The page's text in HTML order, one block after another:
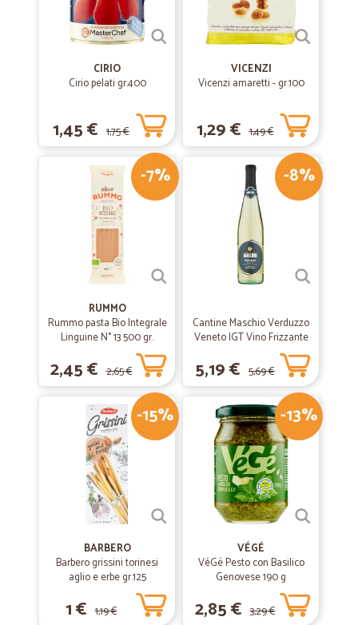
CIRIO
Cirio pelati gr.400
1,45 € 1,75 €
VICENZI
Vicenzi amaretti - gr.100
1,29 € 1,49 €
-7%
RUMMO
Rummo pasta Bio Integrale
Linguine N° 13 500 gr.
2,45 € 2,65 €
-8%
Cantine Maschio Verduzzo
Veneto IGT Vino Frizzante
5,19 € 5,69 €
-15%
BARBERO
Barbero grissini torinesi
aglio e erbe gr.125
1 € 1,19 €
-13%
VÉGÉ
VéGé Pesto con Basilico
Genovese 190 g
2,85 € 3,29 €